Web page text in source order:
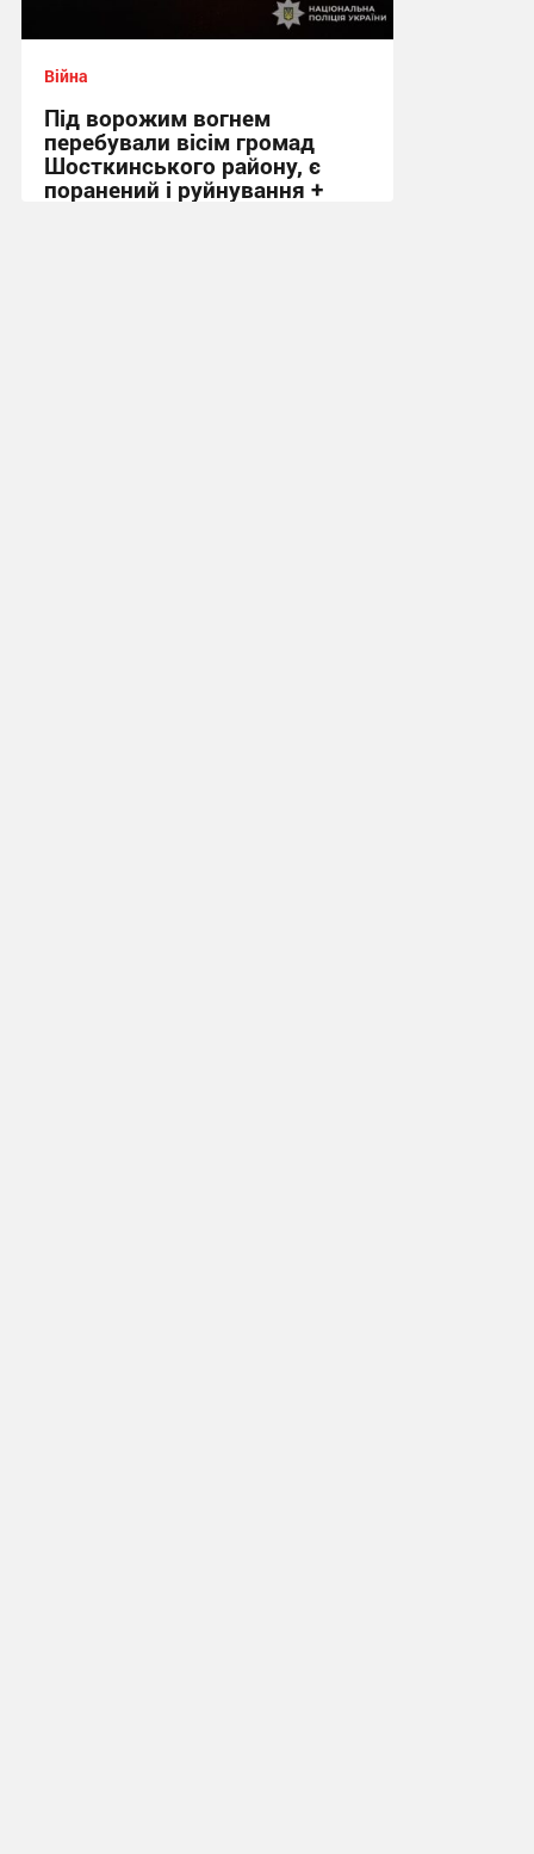
Війна
Під ворожим вогнем
перебували вісім громад
Шосткинського району, є
поранений і руйнування +